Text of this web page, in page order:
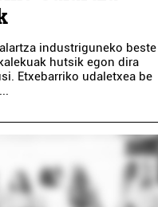
industriguneko beste
hutsik egon dira
Etxebarriko udaletxea be